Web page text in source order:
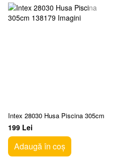
Intex 28030 Husa Piscina 305cm
199 Lei
Adaugă în coș